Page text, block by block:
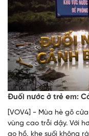
Đuối nước ở trẻ em:
[VOV4] - Mùa hè gõ
vùng cao trỗi dậy. Với
ao hồ, khe suối không